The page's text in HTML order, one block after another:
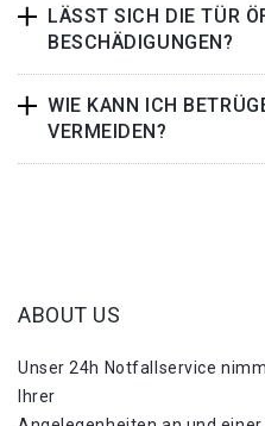
LÄSST SICH DIE TÜR
BESCHÄDIGUNGEN?
WIE KANN ICH
VERMEIDEN?
ABOUT US
Unser 24h Notfallservice
Ihrer